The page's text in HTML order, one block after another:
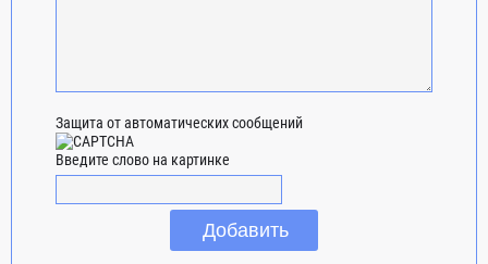
Защита от автоматических сообщений
Введите слово на картинке